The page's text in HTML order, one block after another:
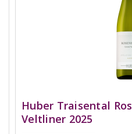
Huber Traisental
Veltliner 2025